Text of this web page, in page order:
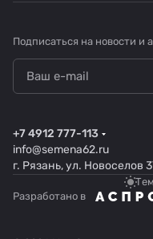
Подписаться на новости и
+7 4912 777-113
info@semena62.ru
г. Рязань, ул. Новоселов
Разработано в